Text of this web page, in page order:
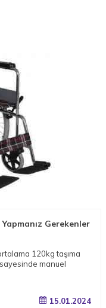
Gerekenler
120kg taşıma
manuel
15.01.2024